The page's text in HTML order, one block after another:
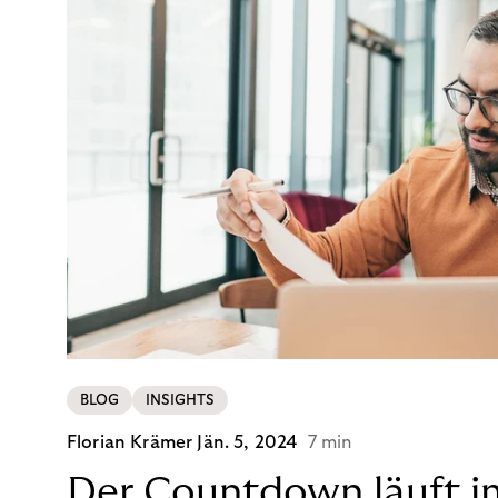
BLOG INSIGHTS
Florian Krämer Jän. 5, 2024 7 min